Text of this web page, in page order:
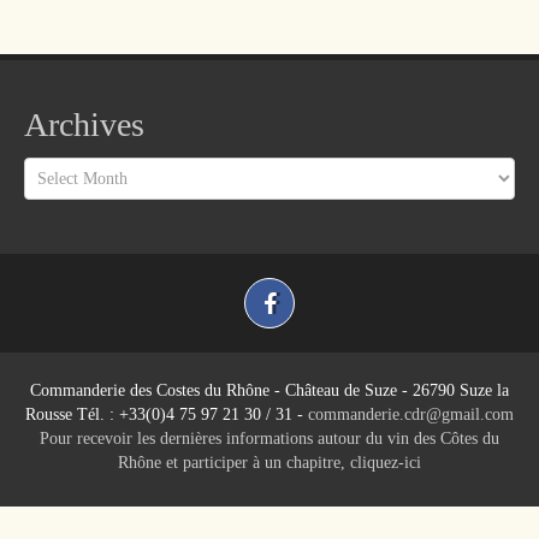
Archives
Archives
Commanderie des Costes du Rhône - Château de Suze - 26790 Suze la
Rousse Tél. : +33(0)4 75 97 21 30 / 31 - commanderie.cdr@gmail.com
Pour recevoir les dernières informations autour du vin des Côtes du
Rhône et participer à un chapitre, cliquez-ici